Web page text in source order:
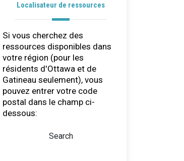
Localisateur de ressources
Si vous cherchez des
ressources disponibles dans
votre région (pour les
résidents d'Ottawa et de
Gatineau seulement), vous
pouvez entrer votre code
postal dans le champ ci-
dessous:
Search